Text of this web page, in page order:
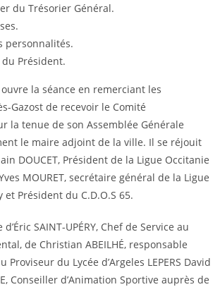
du Trésorier Général.
personnalités.
Président.
ouvre la séance en remerciant les
Gazost de recevoir le Comité
la tenue de son Assemblée Générale
le maire adjoint de la ville. Il se réjouit
DOUCET, Président de la Ligue Occitanie
MOURET, secrétaire général de la Ligue
et Président du C.D.O.S 65.
SAINT-UPÉRY, Chef de Service au
de Christian ABEILHÉ, responsable
Proviseur du Lycée d’Argeles LEPERS David
Conseiller d’Animation Sportive auprès de